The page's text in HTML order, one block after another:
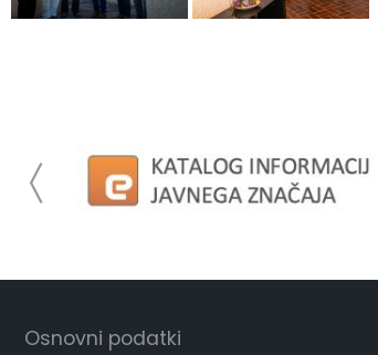
Osnovni podatki